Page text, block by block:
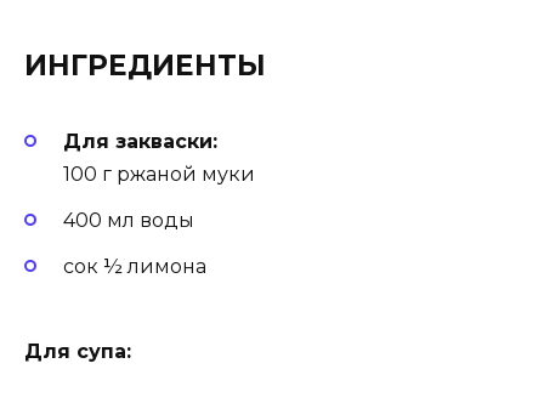
ИНГРЕДИЕНТЫ
Для закваски:
100 г ржаной муки
400 мл воды
сок ½ лимона
Для супа: